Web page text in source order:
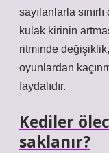
sayılanlarla
kulak kirinin
ritminde
oyunlardan
faydalıdır.
Kediler
saklanır?